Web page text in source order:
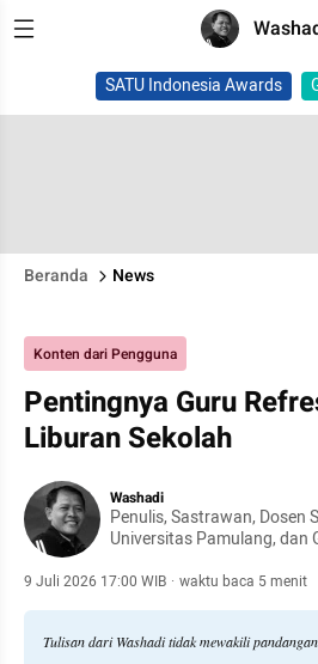
SATU Indonesia Awards
Beranda News
Konten dari Pengguna
Pentingnya Guru
Liburan Sekolah
Washadi
Penulis, Sastrawan, Dosen
Universitas Pamulang, dan
9 Juli 2026 17:00 WIB · waktu baca 5 menit
Tulisan dari Washadi tidak mewakili